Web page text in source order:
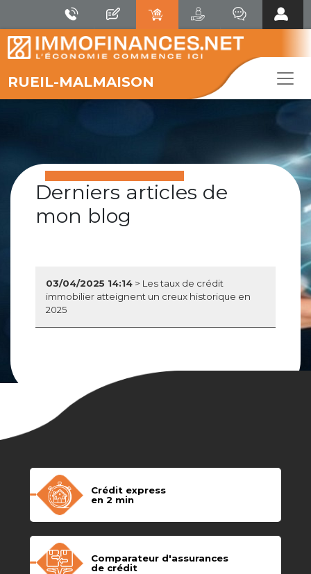
RUEIL-MALMAISON
Derniers articles de
mon blog
03/04/2025 14:14 > Les taux de crédit
immobilier atteignent un creux historique en
2025
Crédit express
en 2 min
Comparateur d'assurances
de crédit